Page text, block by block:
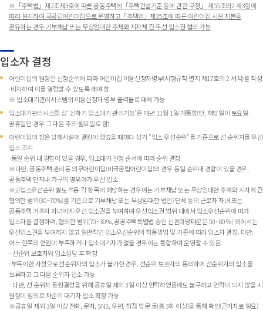
※「주택법」제2조제3호에 따른 공동주택에「주택건설기준 등에 관한 규정」 제55조의2 제3항에
따라 설치하여 국공립어린이집으로 운영하고「주택법」제35조에 따른 어린이집 시설 지분을
공유하는 경우 기부채납 또는 무상임대한 주체와 지자체 간 우선 입소권 협의 가능
입소자 결정
어린이집의 원장은 신청순위에 따라 어린이집 이용신청자명부(시행규칙 별지 제17호의 2 서식)를 작성
·비치하여 이를 열람할 수 있도록 해야 함
※ 입소대기관리시스템의 이용신청자 명부 출력물로 대체 가능
입소대기관리시스템 상 ‘신학기 입소대기 관리기능’은 매년 11월 1일 개통함(단, 해당일이 토요일·
공휴일인 경우 그 다음 주의 월요일로 함)
어린이집의 장은 당해시설에 결원이 생겼을 때마다 상기 "입소 우선순위"를 기준으로 선 순위자를 우선
입소 조치
-동일 순위 내 경합이 있을 경우, 입소대기 신청 순서에 따라 순위 결정
※다만, 공동주택 관리동 의무어린이집(비국공립어린이집)의 경우 동일 순위내 경합이 있을 경우,
공동주택 단지내 가구의 영유아가 우선 입소
※2)입소우선순위 별도 적용 각 항목에 해당하는 경우에는 기부채납 또는 무상임대한 주체와 지자체 간
협의한 범위(30~70%)를 기준으로 기부채납 또는 무상임대한 법인?단체 등의 근로자 자녀 또는
공동주택 거주자 자녀에게 우선 입소권을 부여하여 우선입소권 범위 내에서 입소우선순위에 따라
입소자를 결정하며, 협의한 범위(70~30%, 공공주택특별법 승인 신혼희망타운은 50~80％) 외에서는
우선입소권을 부여하지 않고 일반적인 입소우선순위의 적용방법 및 기준에 따라 입소자 결정. 다만,
어느 한쪽의 현원이 부족하거나 입소대기자가 없을 경우에는 통합하여 운영할 수 있음.
- 선순위 보호자와 입소상담 후 확정
-부득이한 사정으로 선순위자의 입소가 불가한 경우, 선순위 보호자의 동의하에 선순위자의 입소를
보류하고 그 다음 순위자 입소 가능
- 다만, 선 순위자 등원결정을 위해 공휴일 제외 3일 이상 연락하였음에도 불구하고 연락이 되지 않을 시
원장이 임의로 차순위 대기자 입소 확정 가능
※공휴일 제외 3일 이상 전화, 문자, SNS, 우편, 직접 방문 등(총 3회 이상)을 통해 확인(근거자료 필요)